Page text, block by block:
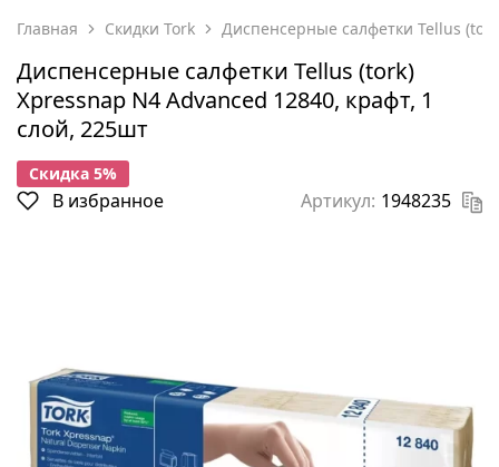
Главная Скидки Tork Диспенсерные салфетки Tellus
Диспенсерные салфетки Tellus (tork)
Xpressnap N4 Advanced 12840, крафт, 1
слой, 225шт
Cкидка 5%
В избранное Артикул: 1948235